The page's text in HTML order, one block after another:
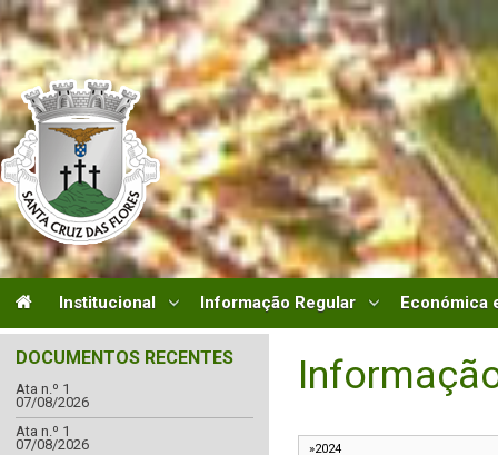
Institucional Informação Regular Económica
DOCUMENTOS RECENTES
Ata n.º 1
07/08/2026
Ata n.º 1
07/08/2026